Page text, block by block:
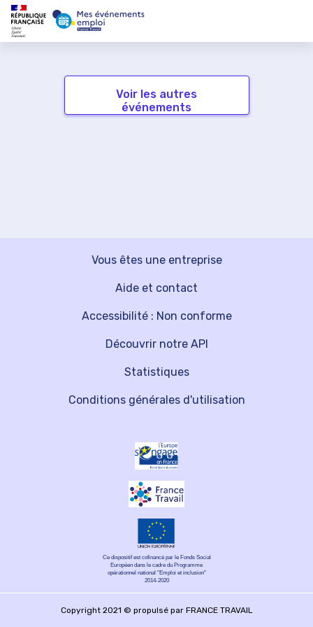
Voir les autres
événements
Vous êtes une entreprise
Découvrir notre API
Aide et contact
Statistiques
Accessibilité : Non conforme
Conditions générales d'utilisation
Ce dispositif est cofinancé par le Fonds Social
Européen dans le cadre du Programme
opérationnel national "Emploi et inclusion"
2014-2020
Copyright 2021 © propulsé par FRANCE TRAVAIL